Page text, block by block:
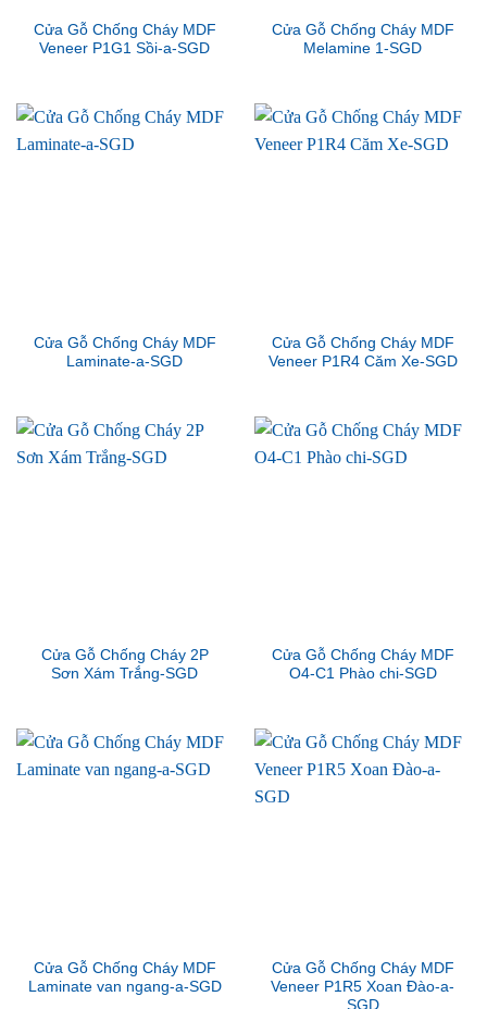
Cửa Gỗ Chống Cháy MDF
Veneer P1G1 Sồi-a-SGD
Cửa Gỗ Chống Cháy MDF
Melamine 1-SGD
Cửa Gỗ Chống Cháy MDF
Laminate-a-SGD
Cửa Gỗ Chống Cháy MDF
Veneer P1R4 Căm Xe-SGD
Cửa Gỗ Chống Cháy 2P
Sơn Xám Trắng-SGD
Cửa Gỗ Chống Cháy MDF
O4-C1 Phào chi-SGD
Cửa Gỗ Chống Cháy MDF
Laminate van ngang-a-SGD
Cửa Gỗ Chống Cháy MDF
Veneer P1R5 Xoan Đào-a-
SGD